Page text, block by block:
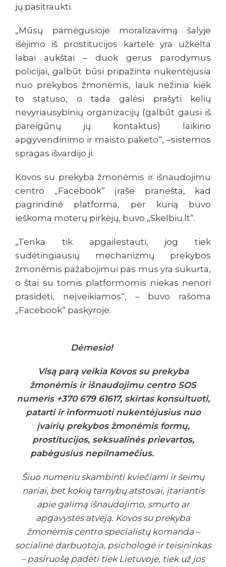
jų pasitraukti.
„Mūsų pamėgusioje moralizavimą šalyje
išėjimo iš prostitucijos kartelė yra užkelta
labai aukštai – duok gerus parodymus
policijai, galbūt būsi pripažinta nukentėjusia
nuo prekybos žmonėmis, lauk nežinia kiek
to statuso, o tada galėsi prašyti kelių
nevyriausybinių organizacijų (galbūt gausi iš
pareigūnų jų kontaktus) laikino
apgyvendinimo ir maisto paketo“, –sistemos
spragas išvardijo ji.
Kovos su prekyba žmonėmis ir išnaudojimu
centro „Facebook“ įraše pranešta, kad
pagrindinė platforma, per kurią buvo
ieškoma moterų pirkėjų, buvo „Skelbiu.lt“.
„Tenka tik apgailestauti, jog tiek
sudėtingiausių mechanizmų prekybos
žmonėmis pažabojimui pas mus yra sukurta,
o štai su tomis platformomis niekas nenori
prasidėti, neįveikiamos“, – buvo rašoma
„Facebook“ paskyroje.
Dėmesio!
Visą parą veikia Kovos su prekyba
žmonėmis ir išnaudojimu centro SOS
numeris +370 679 61617, skirtas konsultuoti,
patarti ir informuoti nukentėjusius nuo
įvairių prekybos žmonėmis formų,
prostitucijos, seksualinės prievartos,
pabėgusius nepilnamečius.
Šiuo numeriu skambinti kviečiami ir šeimų
nariai, bet kokių tarnybų atstovai, įtariantis
apie galimą išnaudojimo, smurto ar
apgavystės atveją. Kovos su prekyba
žmonėmis centro specialistų komanda –
socialinė darbuotoja, psichologė ir teisininkas
– pasiruošę padėti tiek Lietuvoje, tiek už jos